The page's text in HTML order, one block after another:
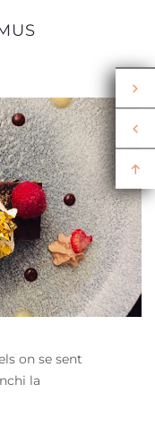
on se sent
la